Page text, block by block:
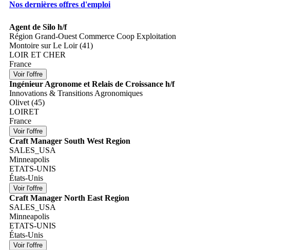
Nos dernières offres d'emploi
Agent de Silo h/f
Région Grand-Ouest Commerce Coop Exploitation
Montoire sur Le Loir (41)
LOIR ET CHER
France
Ingénieur Agronome et Relais de Croissance h/f
Innovations & Transitions Agronomiques
Olivet (45)
LOIRET
France
Craft Manager South West Region
SALES_USA
Minneapolis
ETATS-UNIS
États-Unis
Craft Manager North East Region
SALES_USA
Minneapolis
ETATS-UNIS
États-Unis